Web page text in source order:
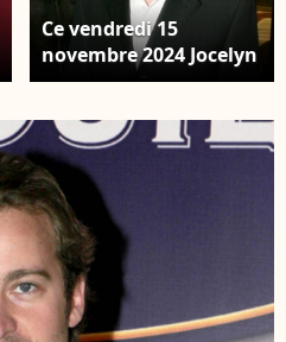
Ce vendredi 15
novembre 2024 Jocelyn
Quivrin